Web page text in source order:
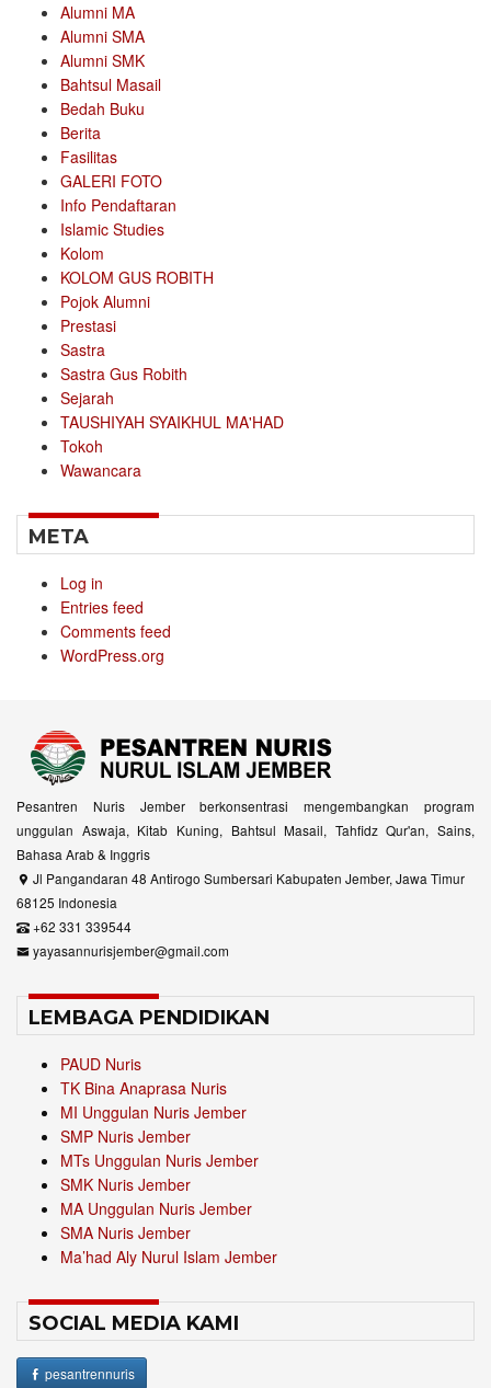
Alumni MA
Alumni SMA
Alumni SMK
Bahtsul Masail
Bedah Buku
Berita
Fasilitas
GALERI FOTO
Info Pendaftaran
Islamic Studies
Kolom
KOLOM GUS ROBITH
Pojok Alumni
Prestasi
Sastra
Sastra Gus Robith
Sejarah
TAUSHIYAH SYAIKHUL MA'HAD
Tokoh
Wawancara
META
Log in
Entries feed
Comments feed
WordPress.org
Pesantren Nuris Jember berkonsentrasi mengembangkan program
unggulan Aswaja, Kitab Kuning, Bahtsul Masail, Tahfidz Qur'an, Sains,
Bahasa Arab & Inggris
Jl Pangandaran 48 Antirogo Sumbersari Kabupaten Jember, Jawa Timur
68125 Indonesia
+62 331 339544
yayasannurisjember@gmail.com
LEMBAGA PENDIDIKAN
PAUD Nuris
TK Bina Anaprasa Nuris
MI Unggulan Nuris Jember
SMP Nuris Jember
MTs Unggulan Nuris Jember
SMK Nuris Jember
MA Unggulan Nuris Jember
SMA Nuris Jember
Ma’had Aly Nurul Islam Jember
SOCIAL MEDIA KAMI
pesantrennuris